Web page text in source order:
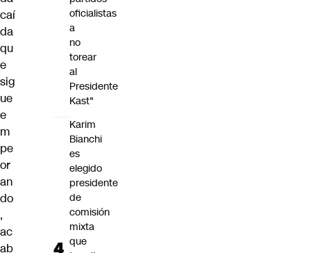
caí
da
qu
e
sig
ue
e
m
pe
or
an
do
,
ac
ab
oficialistas
a
no
torear
al
Presidente
Kast"
Karim
Bianchi
es
elegido
presidente
de
comisión
mixta
que